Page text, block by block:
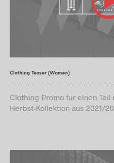
Clothing Teaser (Women)
Clothing Promo fur einen Teil
Herbst-Kollektion aus 2021/